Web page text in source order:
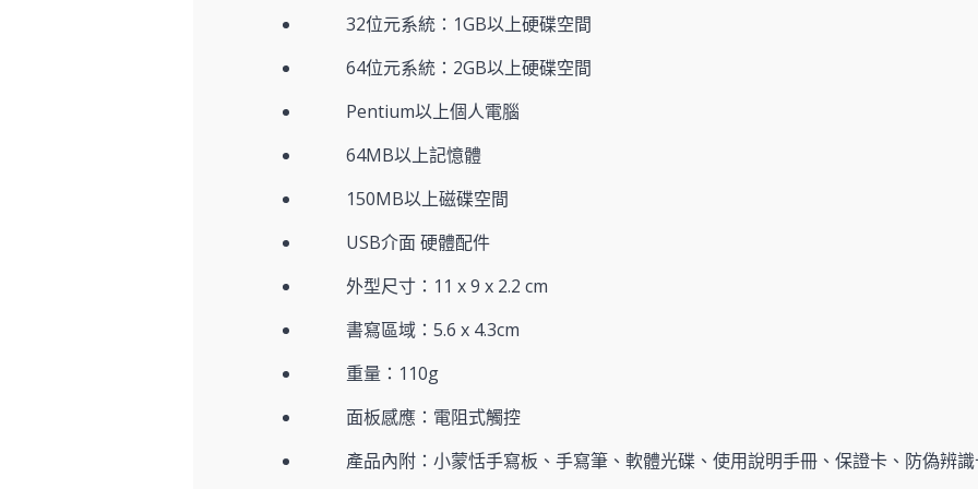
32位元系統：1GB以上硬碟空間
64位元系統：2GB以上硬碟空間
Pentium以上個人電腦
64MB以上記憶體
150MB以上磁碟空間
USB介面 硬體配件
外型尺寸：11 x 9 x 2.2 cm
書寫區域：5.6 x 4.3cm
重量：110g
面板感應：電阻式觸控
產品內附：小蒙恬手寫板、手寫筆、軟體光碟、使用說明手冊、保證卡、防偽辨